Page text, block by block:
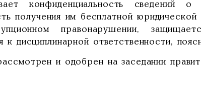
конфиденциальность сведений о
получения им бесплатной
правонарушении,
к дисциплинарной ответственности,
и одобрен на заседании